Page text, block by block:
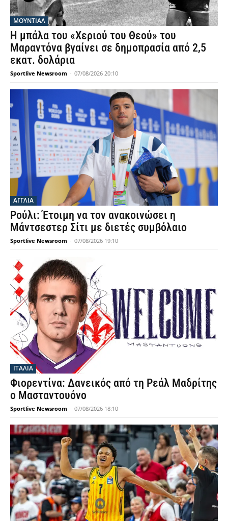
ΜΟΥΝΤΙΆΛ
Η μπάλα του «Χεριού του Θεού» του
Μαραντόνα βγαίνει σε δημοπρασία από 2,5
εκατ. δολάρια
Sportlive Newsroom - 07/08/2026 20:10
ΑΓΓΛΙΑ
Ρούλι: Έτοιμη να τον ανακοινώσει η
Μάντσεστερ Σίτι με διετές συμβόλαιο
Sportlive Newsroom - 07/08/2026 19:10
ΙΤΑΛΙΑ
Φιορεντίνα: Δανεικός από τη Ρεάλ Μαδρίτης
ο Μασταντουόνο
Sportlive Newsroom - 07/08/2026 18:10